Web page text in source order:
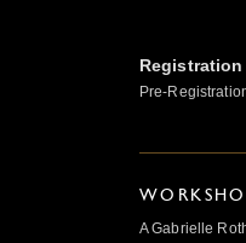
Pre-
A Gabrielle